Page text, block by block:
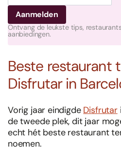
Ontvang de leukste tips,
aanbiedingen.
Beste restaurant
Disfrutar in
Vorig jaar eindigde Disfrutar
de tweede plek, dit jaar
echt hét beste restaurant
noemen.